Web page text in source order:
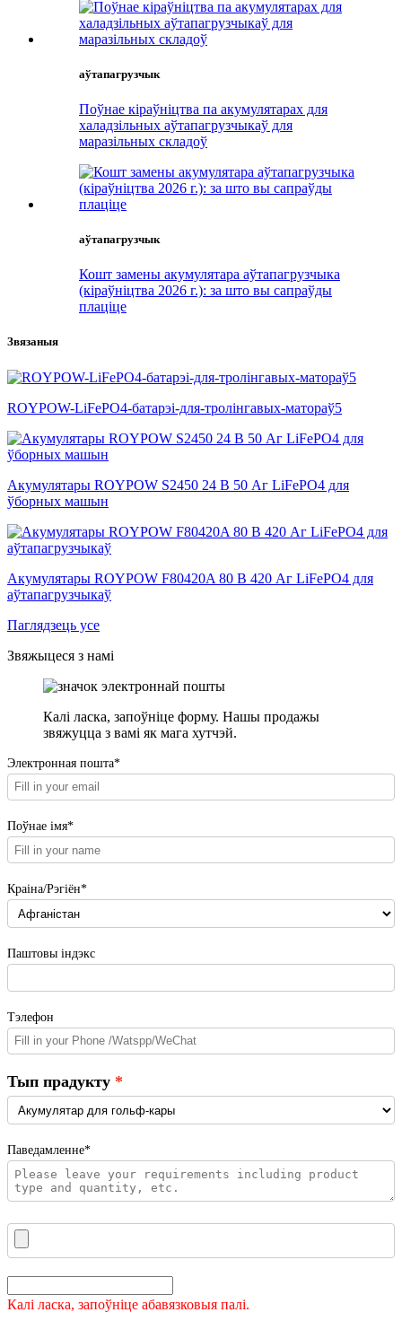
аўтапагрузчык
Поўнае кіраўніцтва па акумулятарах для
халадзільных аўтапагрузчыкаў для
маразільных складоў
аўтапагрузчык
Кошт замены акумулятара аўтапагрузчыка
(кіраўніцтва 2026 г.): за што вы сапраўды
плаціце
Звязаныя
ROYPOW-LiFePO4-батарэі-для-тролінгавых-матораў5
Акумулятары ROYPOW S2450 24 В 50 Аг LiFePO4 для
ўборных машын
Акумулятары ROYPOW F80420A 80 В 420 Аг LiFePO4 для
аўтапагрузчыкаў
Паглядзець усе
Звяжыцеся з намі
Калі ласка, запоўніце форму. Нашы продажы
звяжуцца з вамі як мага хутчэй.
Электронная пошта*
Поўнае імя*
Краіна/Рэгіён*
Паштовы індэкс
Тэлефон
Тып прадукту
Паведамленне*
Калі ласка, запоўніце абавязковыя палі.